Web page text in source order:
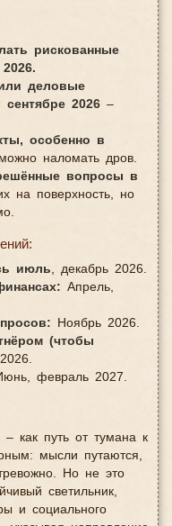
рискованные
деловые
сентябре 2026 –
особенно в
наломать дров.
вопросы в
на поверхность, но
июль, декабрь 2026.
Апрель,
Ноябрь 2026.
(чтобы
февраль 2027.
– как путь от тумана к
мысли путаются,
Но не это
светильник,
и социального